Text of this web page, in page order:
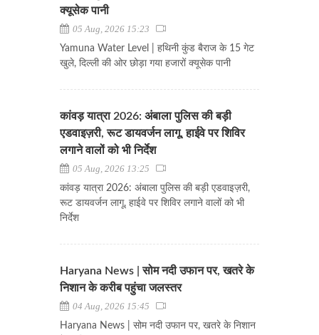
क्यूसेक पानी
05 Aug, 2026 15:23
Yamuna Water Level | हथिनी कुंड बैराज के 15 गेट
खुले, दिल्ली की ओर छोड़ा गया हजारों क्यूसेक पानी
कांवड़ यात्रा 2026: अंबाला पुलिस की बड़ी
एडवाइज़री, रूट डायवर्जन लागू, हाईवे पर शिविर
लगाने वालों को भी निर्देश
05 Aug, 2026 13:25
कांवड़ यात्रा 2026: अंबाला पुलिस की बड़ी एडवाइज़री,
रूट डायवर्जन लागू, हाईवे पर शिविर लगाने वालों को भी
निर्देश
Haryana News | सोम नदी उफान पर, खतरे के
निशान के करीब पहुंचा जलस्तर
04 Aug, 2026 15:45
Haryana News | सोम नदी उफान पर, खतरे के निशान